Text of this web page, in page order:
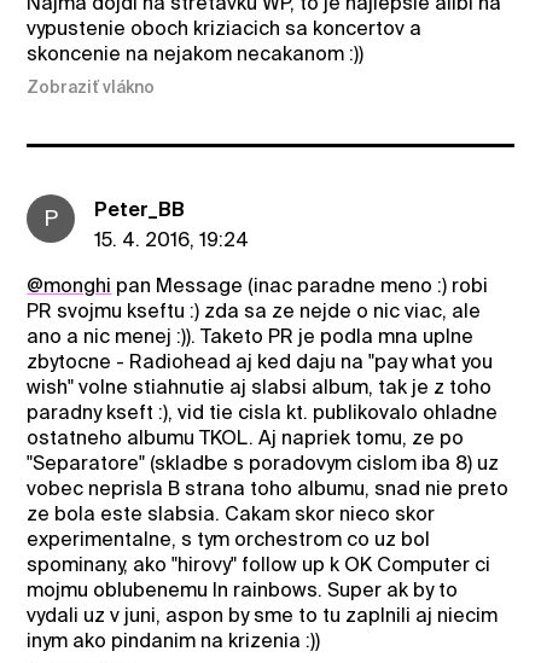
vypustenie oboch kriziacich sa koncertov a
skoncenie na nejakom necakanom :))
Zobraziť vlákno
P
Peter_BB
15. 4. 2016, 19:24
@monghi pan Message (inac paradne meno :) robi
PR svojmu kseftu :) zda sa ze nejde o nic viac, ale
ano a nic menej :)). Taketo PR je podla mna uplne
zbytocne - Radiohead aj ked daju na "pay what you
wish" volne stiahnutie aj slabsi album, tak je z toho
paradny kseft :), vid tie cisla kt. publikovalo ohladne
ostatneho albumu TKOL. Aj napriek tomu, ze po
"Separatore" (skladbe s poradovym cislom iba 8) uz
vobec neprisla B strana toho albumu, snad nie preto
ze bola este slabsia. Cakam skor nieco skor
experimentalne, s tym orchestrom co uz bol
spominany, ako "hirovy" follow up k OK Computer ci
mojmu oblubenemu In rainbows. Super ak by to
vydali uz v juni, aspon by sme to tu zaplnili aj niecim
inym ako pindanim na krizenia :))